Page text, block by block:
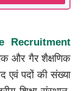
Recruitment
और गैर शैक्षणिक
एवं पदों की संख्या